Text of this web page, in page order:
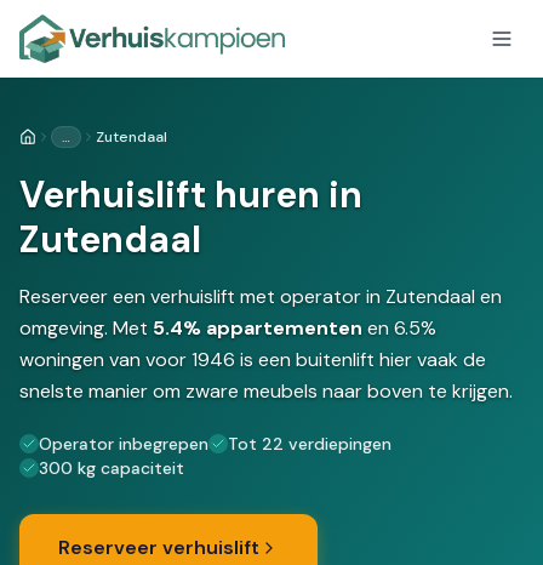
Home… Zutendaal
Verhuislift huren in
Zutendaal
Reserveer een verhuislift met operator in Zutendaal en
omgeving. Met 5.4% appartementen en 6.5%
woningen van voor 1946 is een buitenlift hier vaak de
snelste manier om zware meubels naar boven te krijgen.
Operator inbegrepen
Tot 22 verdiepingen
300 kg capaciteit
Reserveer verhuislift